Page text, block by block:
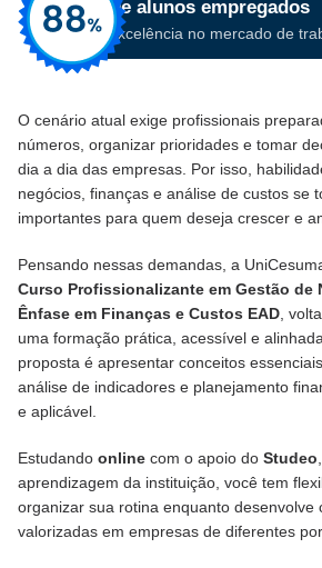
O cenário atual exige profissionais
números, organizar prioridades e tomar
dia a dia das empresas. Por isso,
negócios, finanças e análise de custos se
importantes para quem deseja crescer e
Pensando nessas demandas, a
Curso Profissionalizante em Gestão de
Ênfase em Finanças e Custos EAD ,
uma formação prática, acessível e
proposta é apresentar conceitos
análise de indicadores e planejamento
e aplicável.
Estudando online com o apoio do Studeo
aprendizagem da instituição, você tem
organizar sua rotina enquanto desenvolve
valorizadas em empresas de diferentes